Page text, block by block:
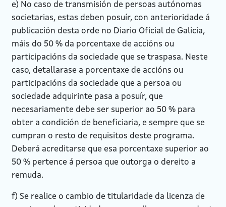
e) No caso de transmisión de persoas autónomas
societarias, estas deben posuír, con anterioridade á
publicación desta orde no Diario Oficial de Galicia,
máis do 50 % da porcentaxe de accións ou
participacións da sociedade que se traspasa. Neste
caso, detallarase a porcentaxe de accións ou
participacións da sociedade que a persoa ou
sociedade adquirinte pasa a posuír, que
necesariamente debe ser superior ao 50 % para
obter a condición de beneficiaria, e sempre que se
cumpran o resto de requisitos deste programa.
Deberá acreditarse que esa porcentaxe superior ao
50 % pertence á persoa que outorga o dereito a
remuda.
f) Se realice o cambio de titularidade da licenza de